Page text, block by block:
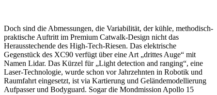
Doch sind die Abmessungen, die Variabilität, der kühle, methodisch-
praktische Auftritt im Premium Catwalk-Design nicht das
Herausstechende des High-Tech-Riesen. Das elektrische
Gegenstück des XC90 verfügt über eine Art „drittes Auge“ mit
Namen Lidar. Das Kürzel für „Light detection and ranging“, eine
Laser-Technologie, wurde schon vor Jahrzehnten in Robotik und
Raumfahrt eingesetzt, ist via Kartierung und Geländemodellierung
Aufpasser und Bodyguard. Sogar die Mondmission Apollo 15